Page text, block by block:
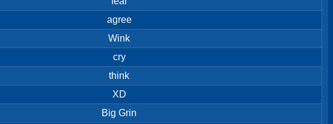
agree
Wink
cry
think
XD
Big Grin